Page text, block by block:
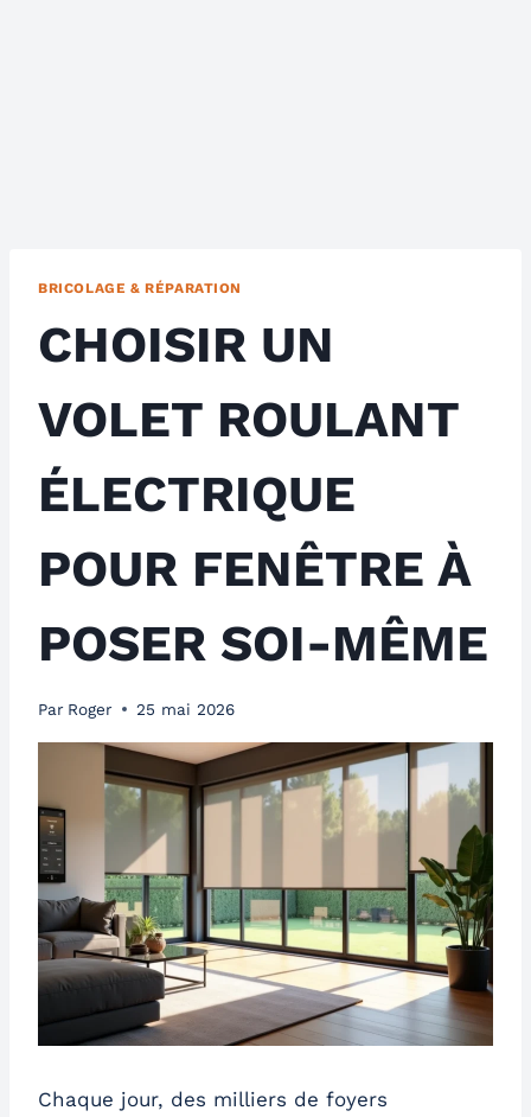
BRICOLAGE & RÉPARATION
CHOISIR UN
VOLET ROULANT
ÉLECTRIQUE
POUR FENÊTRE À
POSER SOI-MÊME
Par Roger 25 mai 2026
Chaque jour, des milliers de foyers